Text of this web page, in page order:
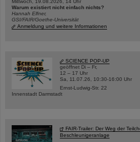
Mittwoch, 19.08.2026, 14 Uhr
Warum existiert nicht einfach nichts?
Hannah Elfner,
GSI/FAIR/Goethe-Universität
Anmeldung und weitere Informationen
SCIENCE POP-UP
geöffnet Di – Fr,
12 – 17 Uhr
Sa, 11.07.26, 10:30-16:00 Uhr
Ernst-Ludwig-Str. 22
Innenstadt Darmstadt
FAIR-Trailer: Der Weg der
Beschleunigeranlage